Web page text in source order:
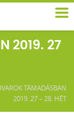
2019. 27
TÁMADÁSBAN
2019. 27 – 28. HÉT